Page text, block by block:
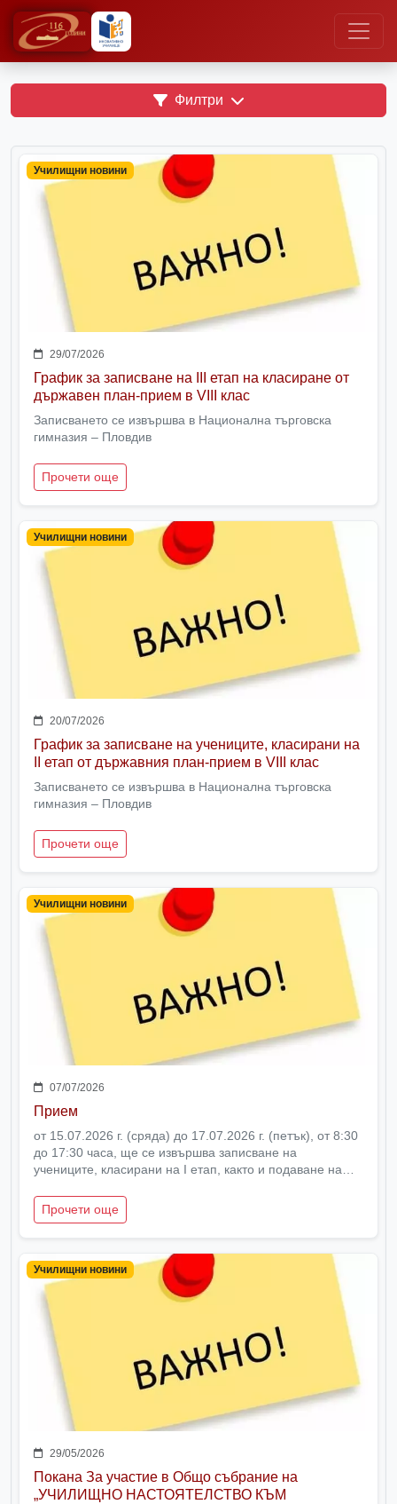
Филтри
Училищни новини
29/07/2026
График за записване на III етап на класиране от
държавен план-прием в VIII клас
Записването се извършва в Национална търговска
гимназия – Пловдив
Прочети още
Училищни новини
20/07/2026
График за записване на учениците, класирани на
II етап от държавния план-прием в VIII клас
Записването се извършва в Национална търговска
гимназия – Пловдив
Прочети още
Училищни новини
07/07/2026
Прием
от 15.07.2026 г. (сряда) до 17.07.2026 г. (петък), от 8:30
до 17:30 часа, ще се извършва записване на
учениците, класирани на I етап, както и подаване на
класПрочети още
Училищни новини
29/05/2026
Покана За участие в Общо събрание на
„УЧИЛИЩНО НАСТОЯТЕЛСТВО КЪМ